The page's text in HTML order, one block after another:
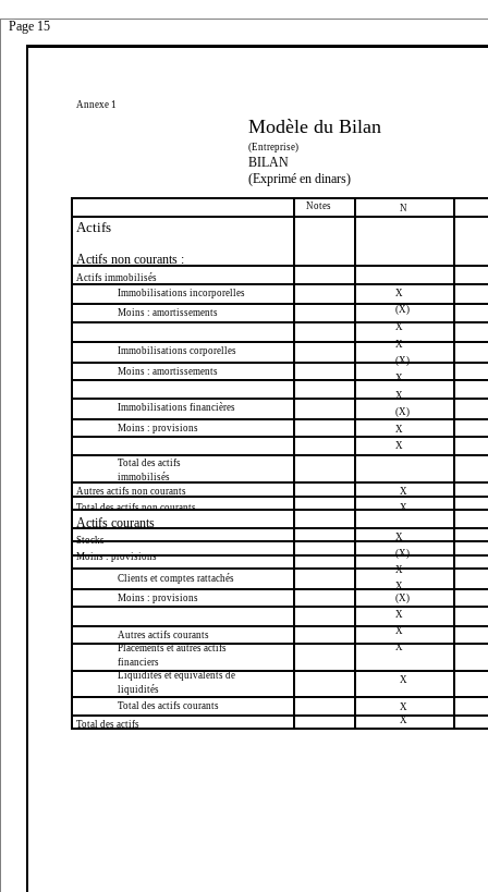
Page 15
Annexe 1
Modèle du Bilan
(Entreprise)
BILAN
(Exprimé en dinars)
Notes N
Actifs
Actifs non courants :
Actifs immobilisés
Immobilisations incorporelles
Moins : amortissements
Immobilisations corporelles
Moins : amortissements
Immobilisations financières
Moins : provisions
Total des actifs
immobilisés
Autres actifs non courants
Total des actifs non courants
Actifs courants
Stocks
Moins : provisions
Clients et comptes rattachés
Moins : provisions
Autres actifs courants
Placements et autres actifs
financiers
Liquidités et équivalents de
liquidités
Total des actifs courants
Total des actifs
X
(X)
X
X
(X)
X
X
(X)
X
X
X
X
X
(X)
X
X
(X)
X
X
X
X
X
X